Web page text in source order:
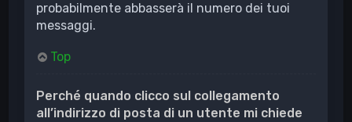
probabilmente abbasserà il numero dei tuoi
messaggi.
Top
Perché quando clicco sul collegamento
all’indirizzo di posta di un utente mi chiede